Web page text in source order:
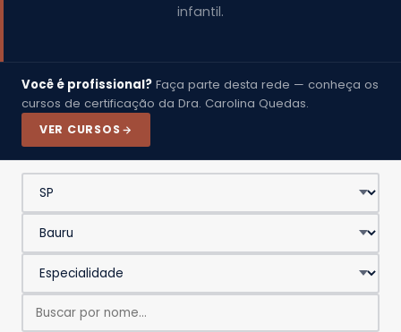
infantil.
Você é profissional? Faça parte desta rede — conheça os
cursos de certificação da Dra. Carolina Quedas.
VER CURSOS